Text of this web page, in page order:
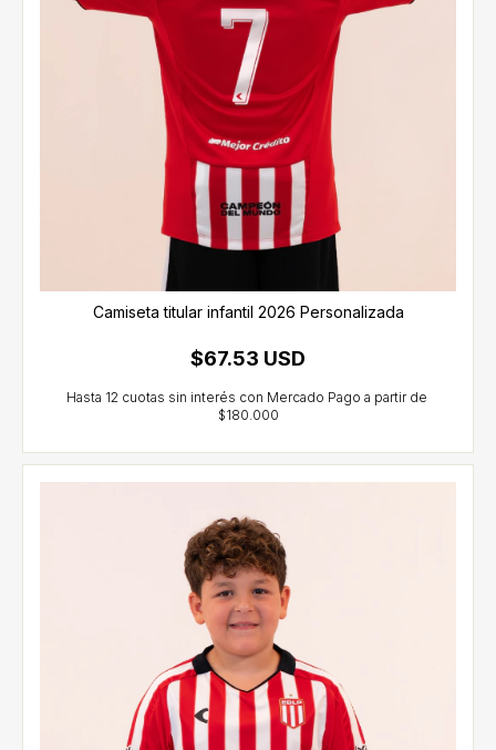
Camiseta titular infantil 2026 Personalizada
$67.53 USD